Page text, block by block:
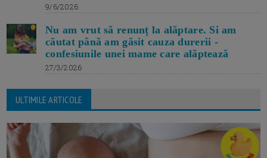
9/6/2026
Nu am vrut să renunț la alăptare. Si am
căutat până am găsit cauza durerii -
confesiunile unei mame care alăptează
27/3/2026
ULTIMILE ARTICOLE